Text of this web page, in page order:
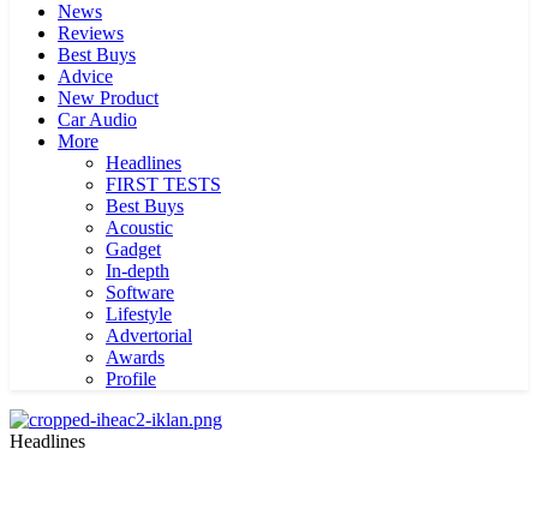
News
Reviews
Best Buys
Advice
New Product
Car Audio
More
Headlines
FIRST TESTS
Best Buys
Acoustic
Gadget
In-depth
Software
Lifestyle
Advertorial
Awards
Profile
Headlines